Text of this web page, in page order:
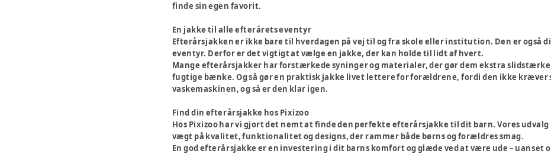
finde sin egen favorit.
En jakke til alle efterårets eventyr
Efterårsjakken er ikke bare til hverdagen på vej til og fra skole eller institution. Den er også
eventyr. Derfor er det vigtigt at vælge en jakke, der kan holde til lidt af hvert.
Mange efterårsjakker har forstærkede syninger og materialer, der gør dem ekstra
fugtige bænke. Og så gør en praktisk jakke livet lettere for forældrene, fordi den ikke
vaskemaskinen, og så er den klar igen.
Find din efterårsjakke hos Pixizoo
Hos Pixizoo har vi gjort det nemt at finde den perfekte efterårsjakke til dit barn. Vores
vægt på kvalitet, funktionalitet og designs, der rammer både børns og forældres smag.
En god efterårsjakke er en investering i dit barns komfort og glæde ved at være ude – uanset